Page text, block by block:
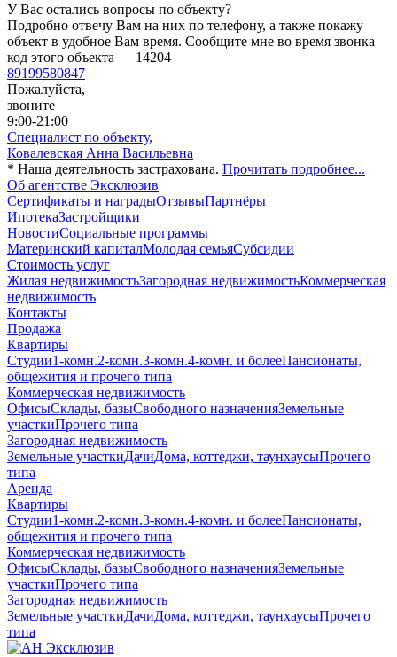
У Вас остались вопросы по объекту?
Подробно отвечу Вам на них по телефону, а также покажу
объект в удобное Вам время. Сообщите мне во время звонка
код этого объекта — 14204
89199580847
Пожалуйста,
звоните
9:00-21:00
Специалист по объекту,
Ковалевская Анна Васильевна
* Наша деятельность застрахована. Прочитать подробнее...
Об агентстве Эксклюзив
Сертификаты и наградыОтзывыПартнёры
ИпотекаЗастройщики
НовостиСоциальные программы
Материнский капиталМолодая семьяСубсидии
Стоимость услуг
Жилая недвижимостьЗагородная недвижимостьКоммерческая
недвижимость
Контакты
Продажа
Квартиры
Студии1-комн.2-комн.3-комн.4-комн. и болееПансионаты,
общежития и прочего типа
Коммерческая недвижимость
ОфисыСклады, базыСвободного назначенияЗемельные
участкиПрочего типа
Загородная недвижимость
Земельные участкиДачиДома, коттеджи, таунхаусыПрочего
типа
Аренда
Квартиры
Студии1-комн.2-комн.3-комн.4-комн. и болееПансионаты,
общежития и прочего типа
Коммерческая недвижимость
ОфисыСклады, базыСвободного назначенияЗемельные
участкиПрочего типа
Загородная недвижимость
Земельные участкиДачиДома, коттеджи, таунхаусыПрочего
типа